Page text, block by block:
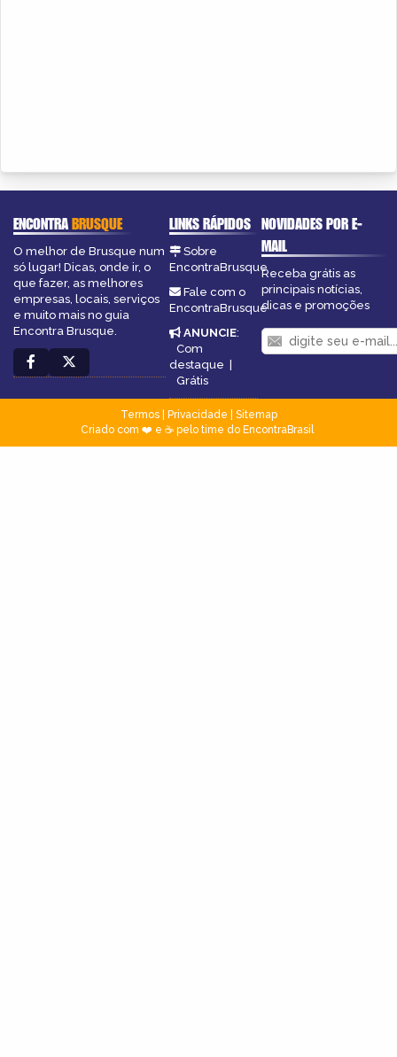
ENCONTRABRUSQUE
O melhor de Brusque num
só lugar! Dicas, onde ir, o
que fazer, as melhores
empresas, locais, serviços
e muito mais no guia
Encontra Brusque.
LINKS RÁPIDOS
Sobre
EncontraBrusque
Fale com o
EncontraBrusque
ANUNCIE:
Com
destaque |
Grátis
NOVIDADES POR E-
MAIL
Receba grátis as
principais notícias,
dicas e promoções
Termos| Privacidade
Sitemap
Criado com ❤️ e ☕ pelo time do EncontraBrasil